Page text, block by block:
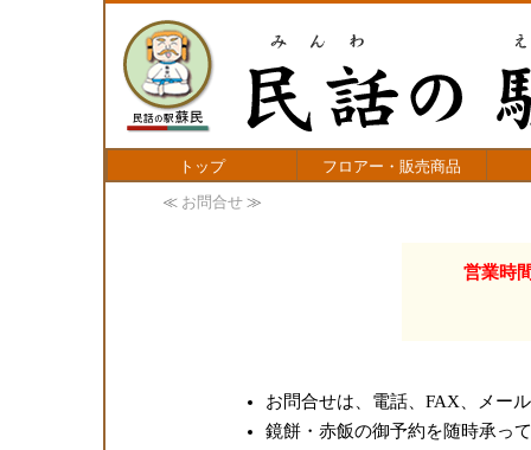
トップ
フロアー・販売商品
≪お問合せ≫
営業時
お問合せは、電話、FAX、メー
鏡餅・赤飯の御予約を随時承っ